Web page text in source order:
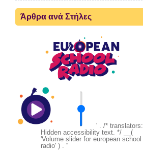
Άρθρα ανά Στήλες
' . /* translators:
Hidden accessibility text. */ __(
'Volume slider for european school
radio' ) . ''